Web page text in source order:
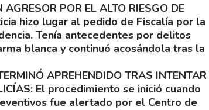
POR EL ALTO RIESGO DE
hizo lugar al pedido de Fiscalía por la
Tenía antecedentes por delitos
blanca y continuó acosándola tras la
APREHENDIDO TRAS INTENTAR
El procedimiento se inició cuando
fue alertado por el Centro de